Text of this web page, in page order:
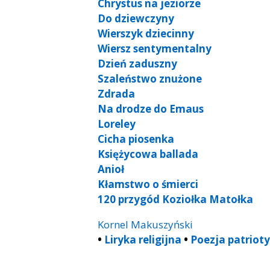
Chrystus na jeziorze
Do dziewczyny
Wierszyk dziecinny
Wiersz sentymentalny
Dzień zaduszny
Szaleństwo znużone
Zdrada
Na drodze do Emaus
Loreley
Cicha piosenka
Księżycowa ballada
Anioł
Kłamstwo o śmierci
120 przygód Koziołka Matołka
Kornel Makuszyński
• Liryka religijna • Poezja